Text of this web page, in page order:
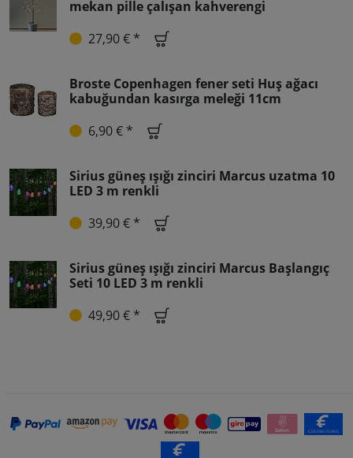
mekan pille çalışan kahverengi
27,90 € *
Broste Copenhagen fener seti Huş ağacı
kabuğundan kasırga meleği 11cm
6,90 € *
Sirius güneş ışığı zinciri Marcus uzatma 10
LED 3 m renkli
39,90 € *
Sirius güneş ışığı zinciri Marcus Başlangıç
Seti 10 LED 3 m renkli
49,90 € *